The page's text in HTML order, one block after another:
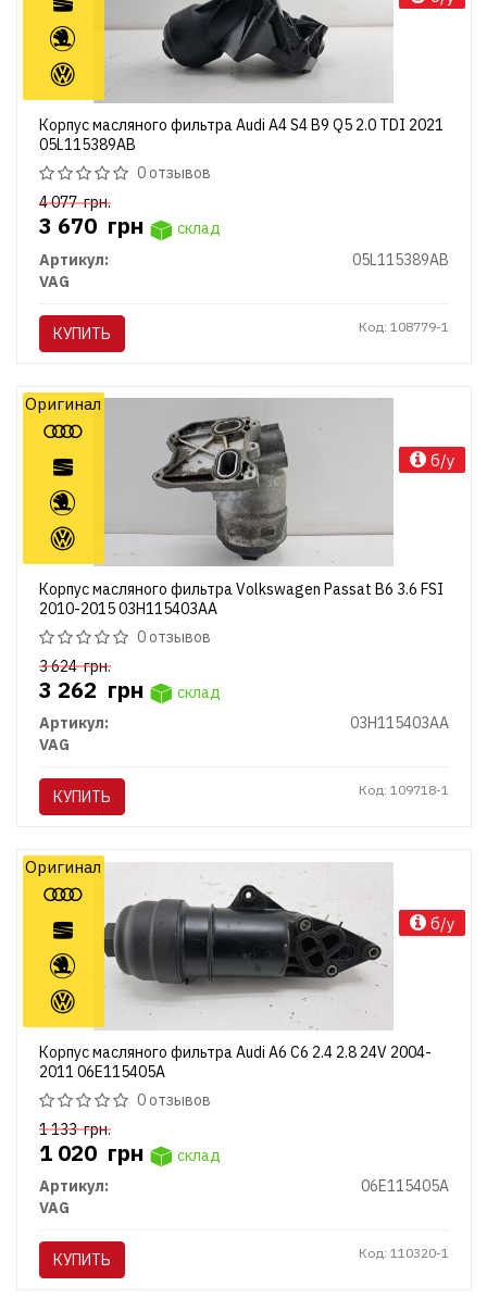
Корпус масляного фильтра Audi A4 S4 B9 Q5 2.0 TDI 2021
05L115389AB
0 отзывов
4 077грн.
3 670 грн
склад
Артикул:
05L115389AB
VAG
КУПИТЬ Код: 108779-1
Корпус масляного фильтра Volkswagen Passat B6 3.6 FSI
2010-2015 03H115403AA
0 отзывов
3 624грн.
3 262 грн
склад
Артикул:
03H115403AA
VAG
КУПИТЬ Код: 109718-1
Оригинал
б/у
Корпус масляного фильтра Audi A6 C6 2.4 2.8 24V 2004-
2011 06E115405A
0 отзывов
1 133грн.
1 020 грн
склад
Артикул:
06E115405A
VAG
КУПИТЬ Код: 110320-1
Оригинал
б/у